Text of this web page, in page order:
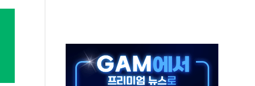
턴서 첫 '국제보훈컨퍼런스'… 한미동맹 상징성 부각
려차기' 부적절 발언 논란 사과…"재발 방지 모든 조치"